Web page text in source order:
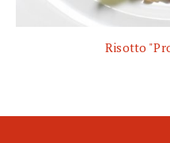
Risotto